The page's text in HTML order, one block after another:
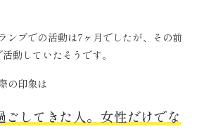
ンプでの活動は7ヶ月でしたが、その前
動していたそうです。
の印象は
ごしてきた人。女性だけでな